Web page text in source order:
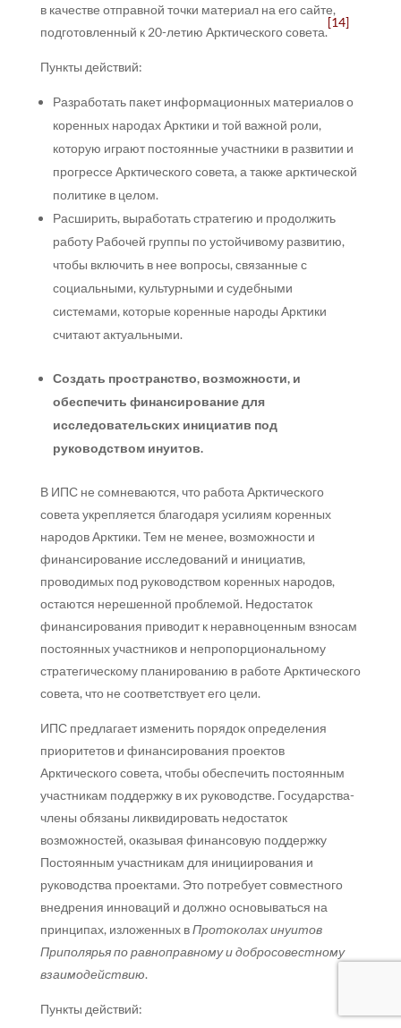
в качестве отправной точки материал на его сайте,
подготовленный к 20-летию Арктического совета.
[14]
Пункты действий:
Разработать пакет информационных материалов о
коренных народах Арктики и той важной роли,
которую играют постоянные участники в развитии и
прогрессе Арктического совета, а также арктической
политике в целом.
Расширить, выработать стратегию и продолжить
работу Рабочей группы по устойчивому развитию,
чтобы включить в нее вопросы, связанные с
социальными, культурными и судебными
системами, которые коренные народы Арктики
считают актуальными.
Создать пространство, возможности, и
обеспечить финансирование для
исследовательских инициатив под
руководством инуитов.
В ИПС не сомневаются, что работа Арктического
совета укрепляется благодаря усилиям коренных
народов Арктики. Тем не менее, возможности и
финансирование исследований и инициатив,
проводимых под руководством коренных народов,
остаются нерешенной проблемой. Недостаток
финансирования приводит к неравноценным взносам
постоянных участников и непропорциональному
стратегическому планированию в работе Арктического
совета, что не соответствует его цели.
ИПС предлагает изменить порядок определения
приоритетов и финансирования проектов
Арктического совета, чтобы обеспечить постоянным
участникам поддержку в их руководстве. Государства-
члены обязаны ликвидировать недостаток
возможностей, оказывая финансовую поддержку
Постоянным участникам для инициирования и
руководства проектами. Это потребует совместного
внедрения инноваций и должно основываться на
принципах, изложенных вПротоколах инуитов
Приполярья по равноправному и добросовестному
взаимодействию.
Пункты действий: